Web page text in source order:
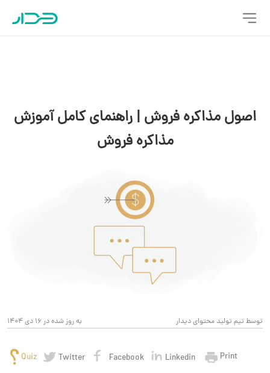
اصول مذاکره فروش | راهنمای کامل آموزش
مذاکره فروش
به روز شده در 16 دی 1404 توسط تیم تولید محتوای دیدار
Quiz Twitter Facebook Linkedin Print